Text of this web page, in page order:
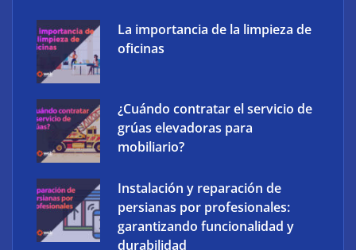
La importancia de la limpieza de
oficinas
¿Cuándo contratar el servicio de
grúas elevadoras para
mobiliario?
Instalación y reparación de
persianas por profesionales:
garantizando funcionalidad y
durabilidad